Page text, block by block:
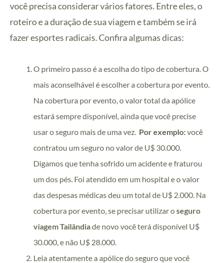
você precisa considerar vários fatores. Entre eles, o
roteiro e a duração de sua viagem e também se irá
fazer esportes radicais. Confira algumas dicas:
O primeiro passo é a escolha do tipo de cobertura. O
mais aconselhável é escolher a cobertura por evento.
Na cobertura por evento, o valor total da apólice
estará sempre disponível, ainda que você precise
usar o seguro mais de uma vez. Por exemplo:você
contratou um seguro no valor de U$ 30.000.
Digamos que tenha sofrido um acidente e fraturou
um dos pés. Foi atendido em um hospital e o valor
das despesas médicas deu um total de U$ 2.000. Na
cobertura por evento, se precisar utilizar oseguro
viagem Tailândiade novo você terá disponível U$
30.000, e não U$ 28.000.
Leia atentamente a apólice do seguro que você